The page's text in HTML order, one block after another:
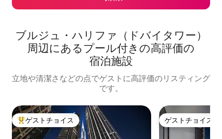
ブルジュ・ハリファ（ドバイタワー）
周⁠辺⁠にあ⁠るプ⁠ー⁠ル⁠付⁠き⁠の高⁠評⁠価⁠の
宿⁠泊⁠施⁠設
立地や清潔さなどの点でゲストに高評価のリスティング
です。
大好評のゲストチョイスです。
ゲストチョイス ゲストチョイス
ゲストチョイス